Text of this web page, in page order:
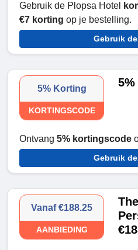
Gebruik de Plopsa Hotel
€7 korting op je bestelling.
Gebruik
5% Korting
KORTINGSCODE
Ontvang 5% kortingscode
Gebruik
Vanaf €188.25
AANBIEDING